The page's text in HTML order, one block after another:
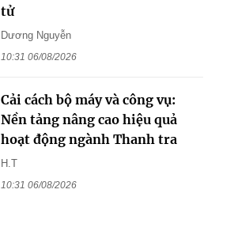
tử
Dương Nguyễn
10:31 06/08/2026
Cải cách bộ máy và công vụ:
Nền tảng nâng cao hiệu quả
hoạt động ngành Thanh tra
H.T
10:31 06/08/2026